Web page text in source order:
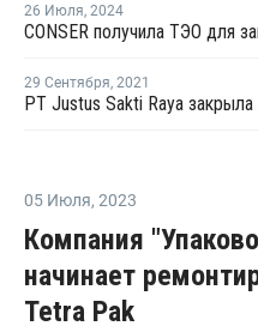
26 Июля, 2024
29 Сентября, 2021
05 Июля, 2023
Компания
начинает
Tetra Pak